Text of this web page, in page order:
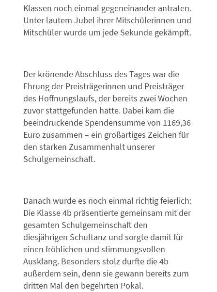
Klassen noch einmal gegeneinander antraten.
Unter lautem Jubel ihrer Mitschülerinnen und
Mitschüler wurde um jede Sekunde gekämpft.
Der krönende Abschluss des Tages war die
Ehrung der Preisträgerinnen und Preisträger
des Hoffnungslaufs, der bereits zwei Wochen
zuvor stattgefunden hatte. Dabei kam die
beeindruckende Spendensumme von 1169,36
Euro zusammen – ein großartiges Zeichen für
den starken Zusammenhalt unserer
Schulgemeinschaft.
Danach wurde es noch einmal richtig feierlich:
Die Klasse 4b präsentierte gemeinsam mit der
gesamten Schulgemeinschaft den
diesjährigen Schultanz und sorgte damit für
einen fröhlichen und stimmungsvollen
Ausklang. Besonders stolz durfte die 4b
außerdem sein, denn sie gewann bereits zum
dritten Mal den begehrten Pokal.